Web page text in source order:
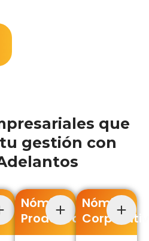
que
gestión con
Nómina
Proactiva
Nómina